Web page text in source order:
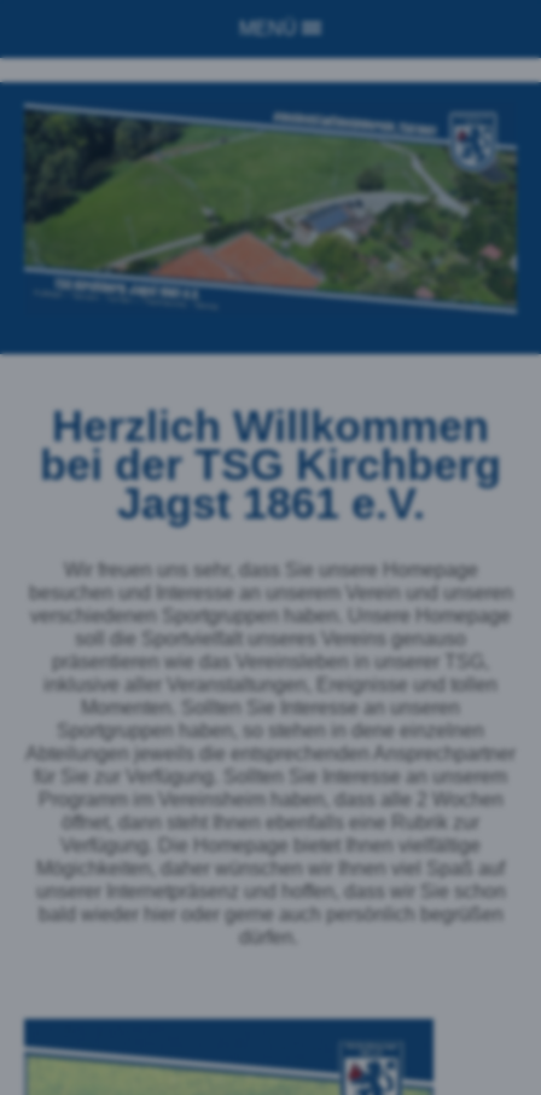
MENÜ
Herzlich Willkommen
bei derTSG Kirchberg
Jagst 1861 e.V.
Wir freuen uns sehr, dass Sie unsere Homepage
besuchen und Interesse an unserem Verein und unseren
verschiedenen Sportgruppen haben. Unsere Homepage
soll die Sportvielfalt unseres Vereins genauso
präsentieren wie das Vereinsleben in unserer TSG,
inklusive aller Veranstaltungen, Ereignisse und tollen
Momenten. Sollten Sie Interesse an unseren
Sportgruppen haben, so stehen in dene einzelnen
Abteilungen jeweils die entsprechenden Ansprechpartner
für Sie zur Verfügung. Sollten Sie Interesse an unserem
Programm im Vereinsheim haben, dass alle 2 Wochen
öffnet, dann steht Ihnen ebenfalls eine Rubrik zur
Verfügung. Die Homepage bietet Ihnen vielfältige
Mögichkeiten, daher wünschen wir Ihnen viel Spaß auf
unserer Internetpräsenz und hoffen, dass wir Sie schon
bald wieder hier oder gerne auch persönlich begrüßen
dürfen.